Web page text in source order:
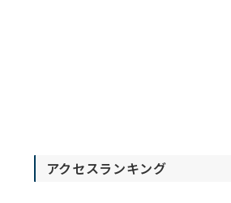
アクセスランキング